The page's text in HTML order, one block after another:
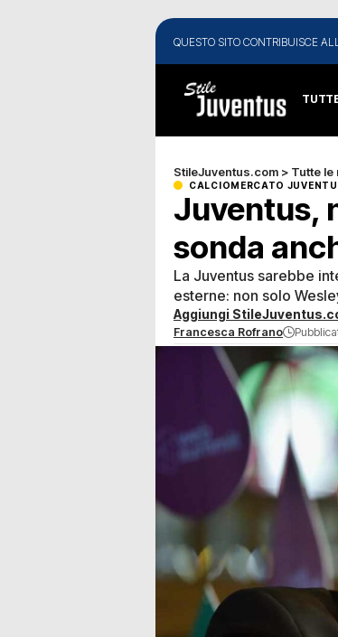
QUESTO SITO CONTRIBUISCE
StileJuventus.com > Tutte le
CALCIOMERCATO
Juventus,
sonda
La Juventus sarebbe
esterne: non solo
Aggiungi
Francesca Rofrano